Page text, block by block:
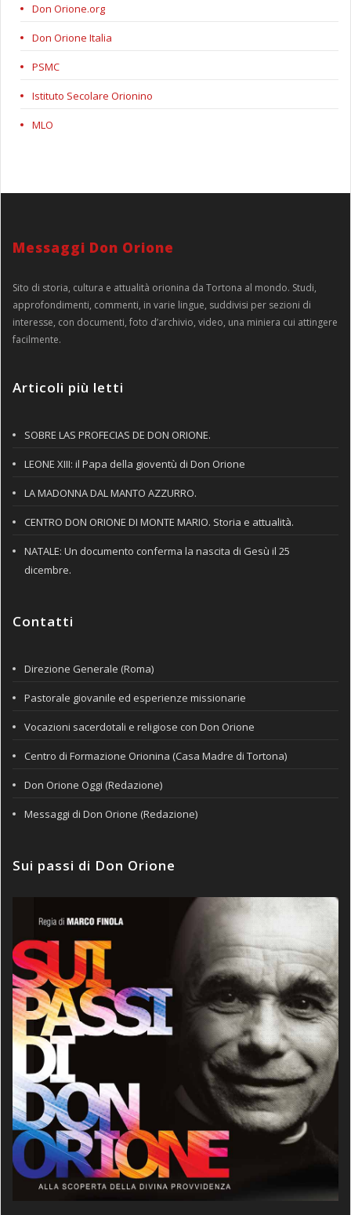
Don Orione.org
Don Orione Italia
PSMC
Istituto Secolare Orionino
MLO
Messaggi Don Orione
Sito di storia, cultura e attualità orionina da Tortona al mondo. Studi,
approfondimenti, commenti, in varie lingue, suddivisi per sezioni di
interesse, con documenti, foto d’archivio, video, una miniera cui attingere
facilmente.
Articoli più letti
SOBRE LAS PROFECIAS DE DON ORIONE.
LEONE XIII: il Papa della gioventù di Don Orione
LA MADONNA DAL MANTO AZZURRO.
CENTRO DON ORIONE DI MONTE MARIO. Storia e attualità.
NATALE: Un documento conferma la nascita di Gesù il 25
dicembre.
Contatti
Direzione Generale (Roma)
Pastorale giovanile ed esperienze missionarie
Vocazioni sacerdotali e religiose con Don Orione
Centro di Formazione Orionina (Casa Madre di Tortona)
Don Orione Oggi (Redazione)
Messaggi di Don Orione (Redazione)
Sui passi di Don Orione